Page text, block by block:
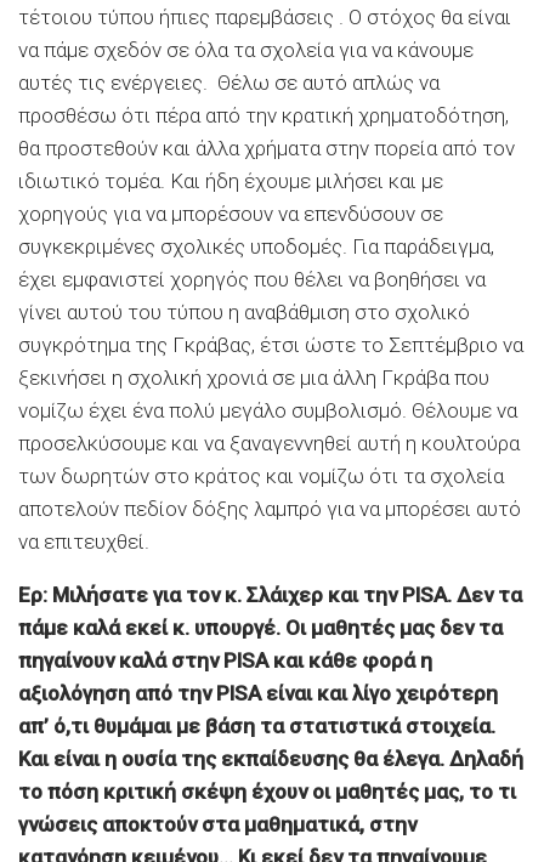
τέτοιου τύπου ήπιες παρεμβάσεις . Ο στόχος θα είναι
να πάμε σχεδόν σε όλα τα σχολεία για να κάνουμε
αυτές τις ενέργειες. Θέλω σε αυτό απλώς να
προσθέσω ότι πέρα από την κρατική χρηματοδότηση,
θα προστεθούν και άλλα χρήματα στην πορεία από τον
ιδιωτικό τομέα. Και ήδη έχουμε μιλήσει και με
χορηγούς για να μπορέσουν να επενδύσουν σε
συγκεκριμένες σχολικές υποδομές. Για παράδειγμα,
έχει εμφανιστεί χορηγός που θέλει να βοηθήσει να
γίνει αυτού του τύπου η αναβάθμιση στο σχολικό
συγκρότημα της Γκράβας, έτσι ώστε το Σεπτέμβριο να
ξεκινήσει η σχολική χρονιά σε μια άλλη Γκράβα που
νομίζω έχει ένα πολύ μεγάλο συμβολισμό. Θέλουμε να
προσελκύσουμε και να ξαναγεννηθεί αυτή η κουλτούρα
των δωρητών στο κράτος και νομίζω ότι τα σχολεία
αποτελούν πεδίον δόξης λαμπρό για να μπορέσει αυτό
να επιτευχθεί.
Ερ: Μιλήσατε για τον κ. Σλάιχερ και την PISA. Δεν τα
πάμε καλά εκεί κ. υπουργέ. Οι μαθητές μας δεν τα
πηγαίνουν καλά στην PISA και κάθε φορά η
αξιολόγηση από την PISA είναι και λίγο χειρότερη
απ’ ό,τι θυμάμαι με βάση τα στατιστικά στοιχεία.
Και είναι η ουσία της εκπαίδευσης θα έλεγα. Δηλαδή
το πόση κριτική σκέψη έχουν οι μαθητές μας, το τι
γνώσεις αποκτούν στα μαθηματικά, στην